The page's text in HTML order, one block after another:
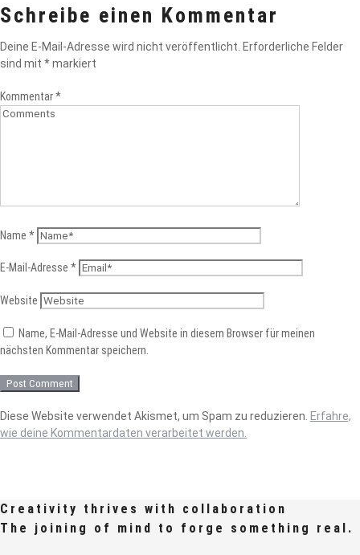
Schreibe einen Kommentar
Deine E-Mail-Adresse wird nicht veröffentlicht. Erforderliche Felder
sind mit *markiert
Kommentar*
Name *
E-Mail-Adresse *
Website
Name, E-Mail-Adresse und Website in diesem Browser für meinen
nächsten Kommentar speichern.
Diese Website verwendet Akismet, um Spam zu reduzieren. Erfahre,
wie deine Kommentardaten verarbeitet werden.
Creativity thrives with collaboration
The joining of mind to forge something real.